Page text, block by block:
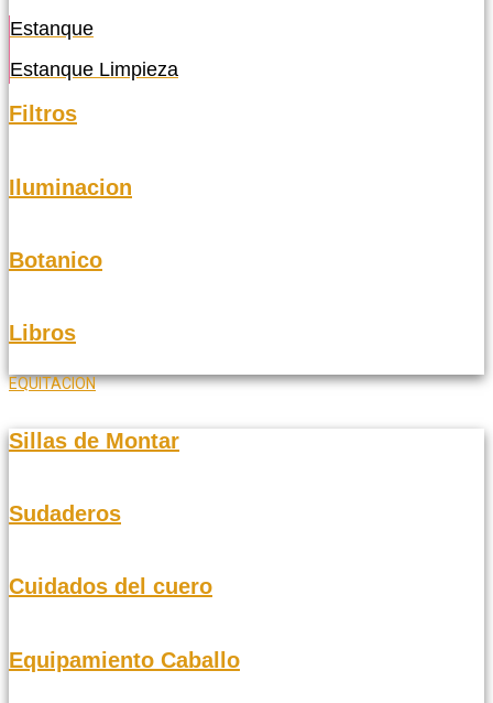
Estanque
Estanque Limpieza
Filtros
Iluminacion
Botanico
Libros
EQUITACION
Sillas de Montar
Sudaderos
Cuidados del cuero
Equipamiento Caballo